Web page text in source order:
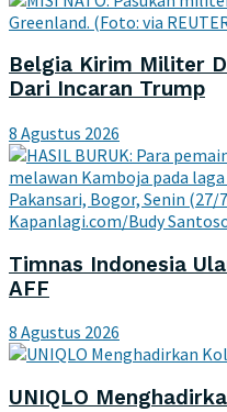
Belgia Kirim Militer
Dari Incaran Trump
8 Agustus 2026
Timnas Indonesia
AFF
8 Agustus 2026
UNIQLO